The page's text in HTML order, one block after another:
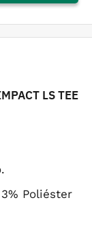
LS TEE
Poliéster